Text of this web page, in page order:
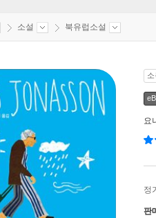
소설 북유럽소설
요
정
판